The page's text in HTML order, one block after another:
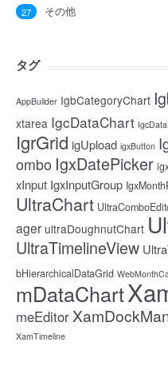
その他
27
タグ
AppBuilder IgbCategoryChart
xtarea IgcDataChart
IgrGrid igUpload igxButton
ombo IgxDatePicker
xInput IgxInputGroup
UltraChart
ager ultraDoughnutChart
UltraTimelineView
bHierarchicalDataGrid
mDataChart
meEditor
XamTimeline